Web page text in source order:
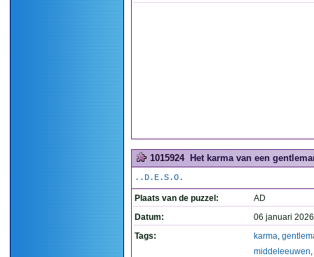
1015924 Het karma van een
..D.E.S.O.
Plaats van de puzzel:
AD
Datum:
06 januari
Tags:
karma,
middeleeuwen,